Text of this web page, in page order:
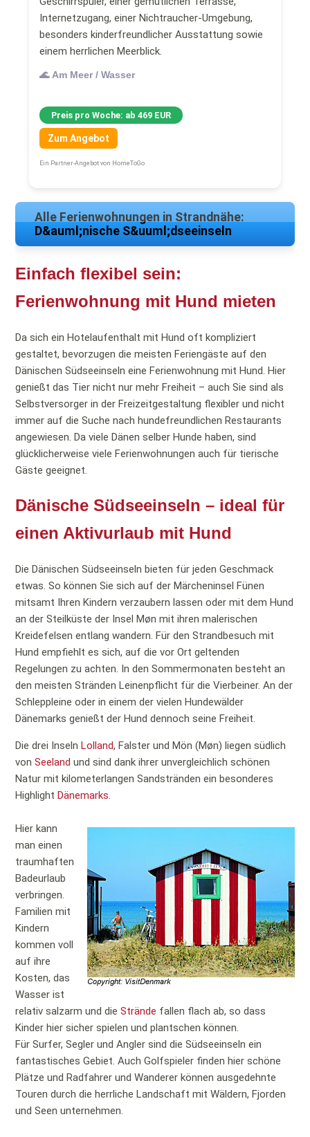
Internetzugang, einer Nichtraucher-Umgebung,
besonders kinderfreundlicher Ausstattung sowie
einem herrlichen Meerblick.
🌊 Am Meer / Wasser
Preis pro Woche: ab 469 EUR
Zum Angebot
Ein Partner-Angebot von HomeToGo
Alle Ferienwohnungen in Strandnähe:
D&auml;nische S&uuml;dseeinseln
Einfach flexibel sein:
Ferienwohnung mit Hund mieten
Da sich ein Hotelaufenthalt mit Hund oft kompliziert
gestaltet, bevorzugen die meisten Feriengäste auf den
Dänischen Südseeinseln eine Ferienwohnung mit Hund. Hier
genießt das Tier nicht nur mehr Freiheit – auch Sie sind als
Selbstversorger in der Freizeitgestaltung flexibler und nicht
immer auf die Suche nach hundefreundlichen Restaurants
angewiesen. Da viele Dänen selber Hunde haben, sind
glücklicherweise viele Ferienwohnungen auch für tierische
Gäste geeignet.
Dänische Südseeinseln – ideal für
einen Aktivurlaub mit Hund
Die Dänischen Südseeinseln bieten für jeden Geschmack
etwas. So können Sie sich auf der Märcheninsel Fünen
mitsamt Ihren Kindern verzaubern lassen oder mit dem Hund
an der Steilküste der Insel Møn mit ihren malerischen
Kreidefelsen entlang wandern. Für den Strandbesuch mit
Hund empfiehlt es sich, auf die vor Ort geltenden
Regelungen zu achten. In den Sommermonaten besteht an
den meisten Stränden Leinenpflicht für die Vierbeiner. An der
Schleppleine oder in einem der vielen Hundewälder
Dänemarks genießt der Hund dennoch seine Freiheit.
Die drei Inseln Lolland, Falster und Mön (Møn) liegen südlich
vonSeeland und sind dank ihrer unvergleichlich schönen
Natur mit kilometerlangen Sandstränden ein besonderes
Highlight Dänemarks.
Hier kann
man einen
traumhaften
Badeurlaub
verbringen.
Familien mit
Kindern
kommen voll
auf ihre
Kosten, das
Wasser ist
relativ salzarm und dieStrände fallen flach ab, so dass
Kinder hier sicher spielen und plantschen können.
Für Surfer, Segler und Angler sind die Südseeinseln ein
fantastisches Gebiet. Auch Golfspieler finden hier schöne
Plätze und Radfahrer und Wanderer können ausgedehnte
Touren durch die herrliche Landschaft mit Wäldern, Fjorden
und Seen unternehmen.